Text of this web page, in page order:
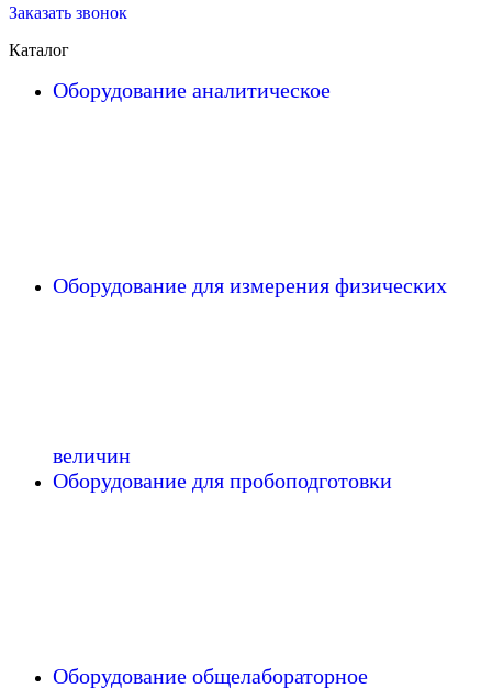
Заказать звонок
Каталог
Оборудование аналитическое
Оборудование для измерения физических
величин
Оборудование для пробоподготовки
Оборудование общелабораторное